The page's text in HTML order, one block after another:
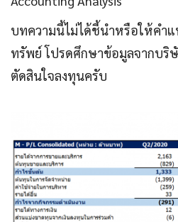
บทความนี้ไม่ได้ชี้นำหรือให้คำ
ทรัพย์ โปรดศึกษาข้อมูลจากบริ
ตัดสินใจลงทุนครับ